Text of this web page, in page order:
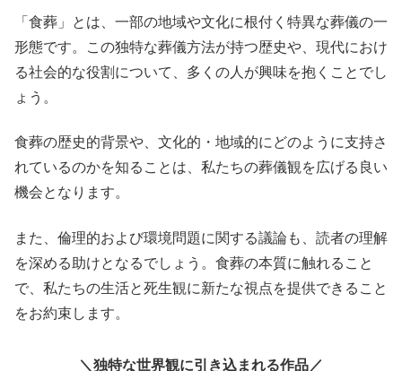
「食葬」とは、一部の地域や文化に根付く特異な葬儀の一
形態です。この独特な葬儀方法が持つ歴史や、現代におけ
る社会的な役割について、多くの人が興味を抱くことでし
ょう。
食葬の歴史的背景や、文化的・地域的にどのように支持さ
れているのかを知ることは、私たちの葬儀観を広げる良い
機会となります。
また、倫理的および環境問題に関する議論も、読者の理解
を深める助けとなるでしょう。食葬の本質に触れること
で、私たちの生活と死生観に新たな視点を提供できること
をお約束します。
独特な世界観に引き込まれる作品